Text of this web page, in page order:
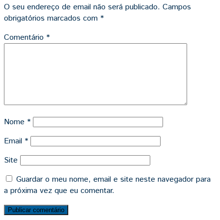
O seu endereço de email não será publicado. Campos
obrigatórios marcados com *
Comentário *
Nome *
Email *
Site
Guardar o meu nome, email e site neste navegador para
a próxima vez que eu comentar.